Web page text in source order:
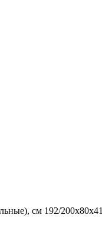
см 192/200x80x41